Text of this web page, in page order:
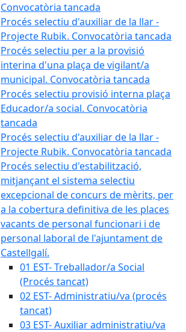
Convocatòria tancada
Procés selectiu d'auxiliar de la llar -
Projecte Rubik. Convocatòria tancada
Procés selectiu per a la provisió
interina d'una plaça de vigilant/a
municipal. Convocatòria tancada
Procés selectiu provisió interna plaça
Educador/a social. Convocatòria
tancada
Procés selectiu d'auxiliar de la llar -
Projecte Rubik. Convocatòria tancada
Procés selectiu d'estabilització,
mitjançant el sistema selectiu
excepcional de concurs de mèrits, per
a la cobertura definitiva de les places
vacants de personal funcionari i de
personal laboral de l'ajuntament de
Castellgalí.
01 EST- Treballador/a Social
(Procés tancat)
02 EST- Administratiu/va (procés
tancat)
03 EST- Auxiliar administratiu/va